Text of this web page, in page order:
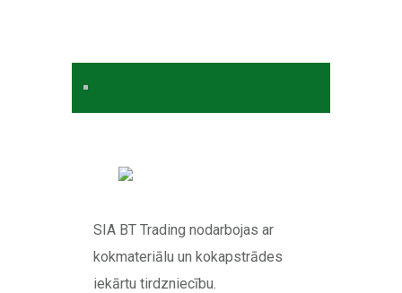
SIA BT Trading nodarbojas ar
kokmateriālu un kokapstrādes
iekārtu tirdzniecību.